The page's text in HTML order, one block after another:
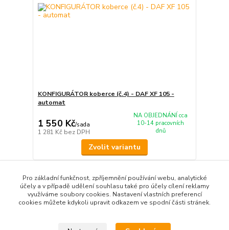
KONFIGURÁTOR koberce (č.4) - DAF XF 105 -
automat
1 550 Kč/sada
1 281 Kč bez DPH
NA OBJEDNÁNÍ cca
10-14 pracovních
dnů
Zvolit variantu
Načíst další produkty (20)
strana z 22
Pro základní funkčnost, zpříjemnění používání webu, analytické
účely a v případě udělení souhlasu také pro účely cílení reklamy
využíváme soubory cookies. Nastavení vlastních preferencí
cookies můžete kdykoli upravit odkazem ve spodní části stránek.